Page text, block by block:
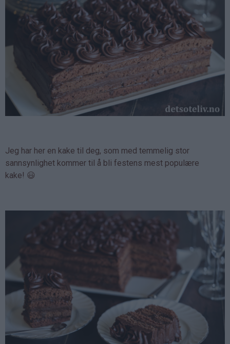
Jeg har her en kake til deg, som med temmelig stor
sannsynlighet kommer til å bli festens mest populære
kake! 😃